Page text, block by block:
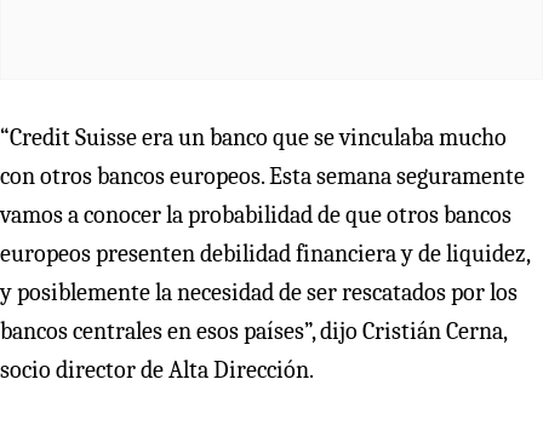
“Credit Suisse era un banco que se vinculaba mucho
con otros bancos europeos. Esta semana seguramente
vamos a conocer la probabilidad de que otros bancos
europeos presenten debilidad financiera y de liquidez,
y posiblemente la necesidad de ser rescatados por los
bancos centrales en esos países”, dijo Cristián Cerna,
socio director de Alta Dirección.